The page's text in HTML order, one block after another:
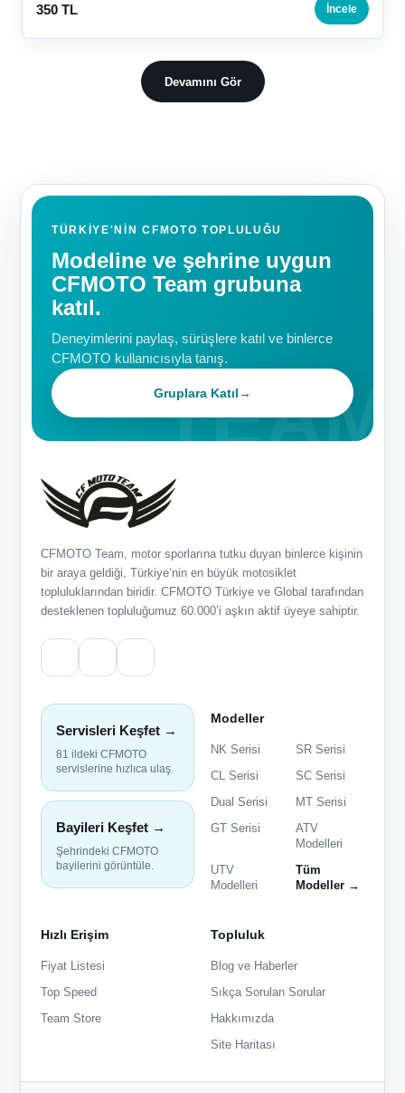
350 TL İncele
Devamını Gör
TÜRKIYE'NIN CFMOTO TOPLULUĞU
Modeline ve şehrine uygun
CFMOTO Team grubuna
katıl.
Deneyimlerini paylaş, sürüşlere katıl ve binlerce
CFMOTO kullanıcısıyla tanış.
Gruplara Katıl→
CFMOTO Team, motor sporlarına tutku duyan binlerce kişinin
bir araya geldiği, Türkiye’nin en büyük motosiklet
topluluklarından biridir. CFMOTO Türkiye ve Global tarafından
desteklenen topluluğumuz 60.000’i aşkın aktif üyeye sahiptir.
Servisleri Keşfet →
81 ildeki CFMOTO
servislerine hızlıca ulaş.
Bayileri Keşfet →
Şehrindeki CFMOTO
bayilerini görüntüle.
Modeller
NK Serisi
SR Serisi
CL Serisi
SC Serisi
Dual Serisi
MT Serisi
GT Serisi
ATV
Modelleri
UTV
Modelleri
Tüm
Modeller →
Hızlı Erişim
Fiyat Listesi
Top Speed
Team Store
Topluluk
Blog ve Haberler
Sıkça Sorulan Sorular
Hakkımızda
Site Haritası